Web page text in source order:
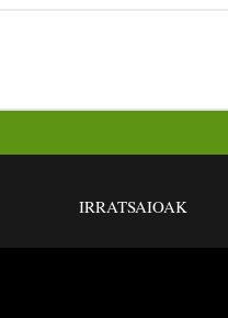
IRRATSAIOAK